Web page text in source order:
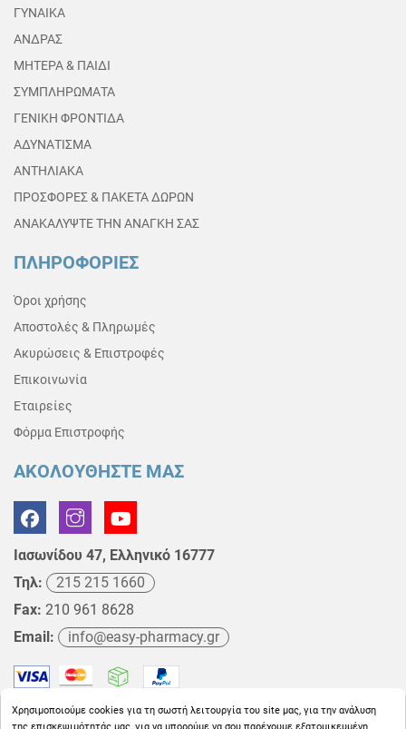
ΓΥΝΑΙΚΑ
ΑΝΔΡΑΣ
ΜΗΤΕΡΑ & ΠΑΙΔΙ
ΣΥΜΠΛΗΡΩΜΑΤΑ
ΓΕΝΙΚΗ ΦΡΟΝΤΙΔΑ
ΑΔΥΝΑΤΙΣΜΑ
ΑΝΤΗΛΙΑΚΑ
ΠΡΟΣΦΟΡΕΣ & ΠΑΚΕΤΑ ΔΩΡΩΝ
ΑΝΑΚΑΛΥΨΤΕ ΤΗΝ ΑΝΑΓΚΗ ΣΑΣ
ΠΛΗΡΟΦΟΡΙΕΣ
Όροι χρήσης
Αποστολές & Πληρωμές
Ακυρώσεις & Επιστροφές
Επικοινωνία
Εταιρείες
Φόρμα Επιστροφής
ΑΚΟΛΟΥΘΗΣΤΕ ΜΑΣ
Ιασωνίδου 47, Ελληνικό 16777
Τηλ:
215 215 1660
Fax: 210 961 8628
Email:
info@easy-pharmacy.gr
Χρησιμοποιούμε cookies για τη σωστή λειτουργία του site μας, για την ανάλυση